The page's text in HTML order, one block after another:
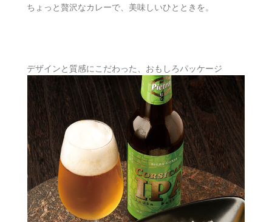
ちょっと贅沢なカレーで、美味しいひとときを。
デザインと質感にこだわった、おもしろパッケージ